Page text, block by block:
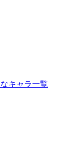
キャラ一覧